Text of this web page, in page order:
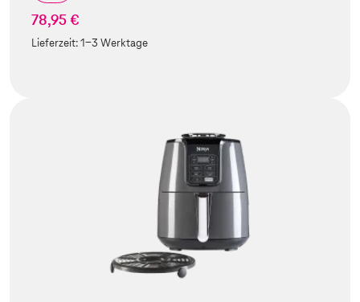
78,95 €
Lieferzeit:1-3 Werktage